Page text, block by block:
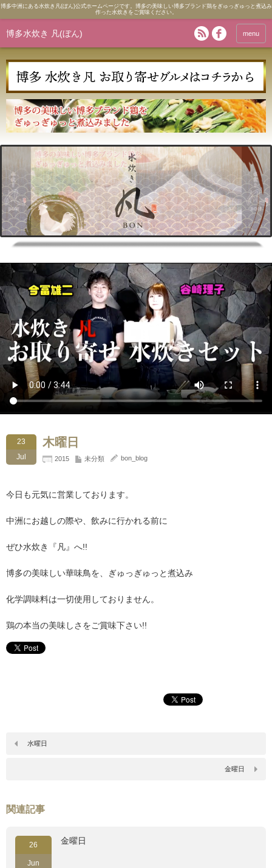
博多中洲にある水炊き凡(ぼん)公式ホームページです。博多の美味しい博多ブランド鶏をぎゅっぎゅっと煮込み
作った水炊きをご賞味ください。
博多水炊き 凡(ぼん) menu
23
Jul
木曜日
2015 未分類 bon_blog
今日も元気に営業しております。
中洲にお越しの際や、飲みに行かれる前に
ぜひ水炊き『凡』へ!!
博多の美味しい華味鳥を、ぎゅっぎゅっと煮込み
化学調味料は一切使用しておりません。
鶏の本当の美味しさをご賞味下さい!!
水曜日
金曜日
関連記事
26
Jun
金曜日